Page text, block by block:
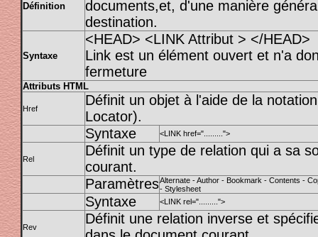
Définition
documents,et, d'une manière
destination.
Syntaxe
<HEAD> <LINK Attribut > </HEAD>
Link est un élément ouvert et n'a
fermeture
Attributs HTML
Href
Définit un objet à l'aide de la
Locator).
Syntaxe
<LINK href=".........">
Rel
Définit un type de relation qui a sa
courant.
ParamètresAlternate - Author - Bookmark - Contents -
- Stylesheet
Syntaxe <LINK rel=".........">
Rev
Définit une relation inverse et